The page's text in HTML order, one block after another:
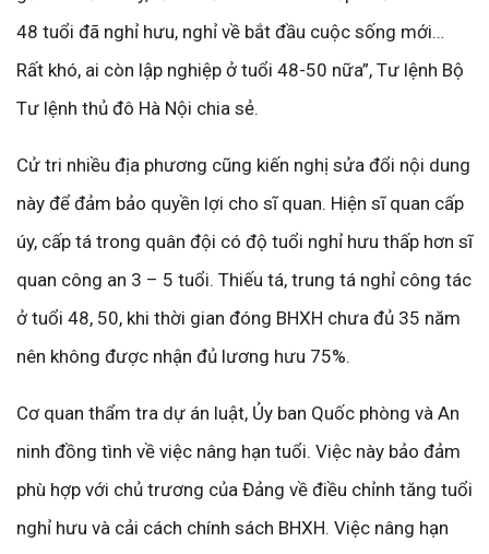
48 tuổi đã nghỉ hưu, nghỉ về bắt đầu cuộc sống mới…
Rất khó, ai còn lập nghiệp ở tuổi 48-50 nữa”, Tư lệnh Bộ
Tư lệnh thủ đô Hà Nội chia sẻ.
Cử tri nhiều địa phương cũng kiến nghị sửa đổi nội dung
này để đảm bảo quyền lợi cho sĩ quan. Hiện sĩ quan cấp
úy, cấp tá trong quân đội có độ tuổi nghỉ hưu thấp hơn sĩ
quan công an 3 – 5 tuổi. Thiếu tá, trung tá nghỉ công tác
ở tuổi 48, 50, khi thời gian đóng BHXH chưa đủ 35 năm
nên không được nhận đủ lương hưu 75%.
Cơ quan thẩm tra dự án luật, Ủy ban Quốc phòng và An
ninh đồng tình về việc nâng hạn tuổi. Việc này bảo đảm
phù hợp với chủ trương của Đảng về điều chỉnh tăng tuổi
nghỉ hưu và cải cách chính sách BHXH. Việc nâng hạn